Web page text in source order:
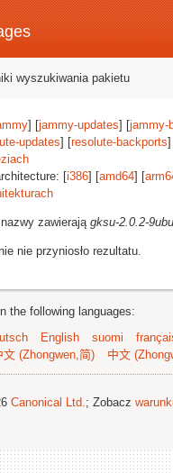
wyszukiwania pakietu
] [jammy-updates] [jammy-
updates] [resolute-backports
[i386] [amd64] [
zawierają gksu-2.0.2-
nie przyniosło rezultatu.
the following languages:
English suomi
文 (Zhongwen,简) 中文
Canonical Ltd.; Zobacz